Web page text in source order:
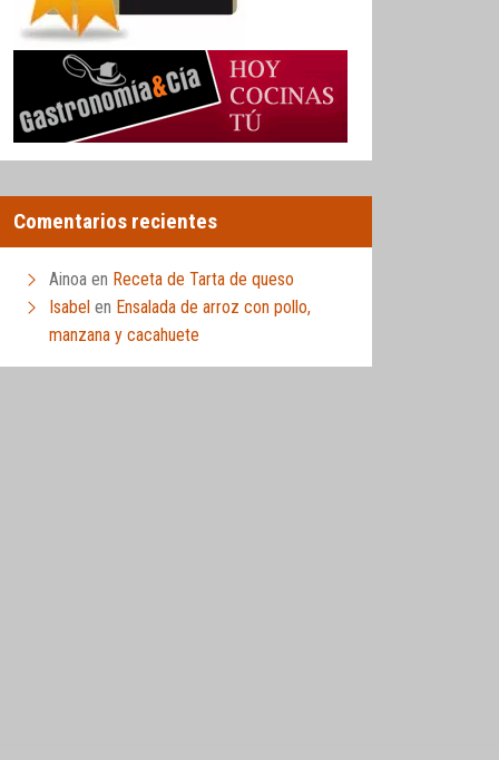
Comentarios recientes
Ainoa en Receta de Tarta de queso
Isabel en Ensalada de arroz con pollo,
manzana y cacahuete